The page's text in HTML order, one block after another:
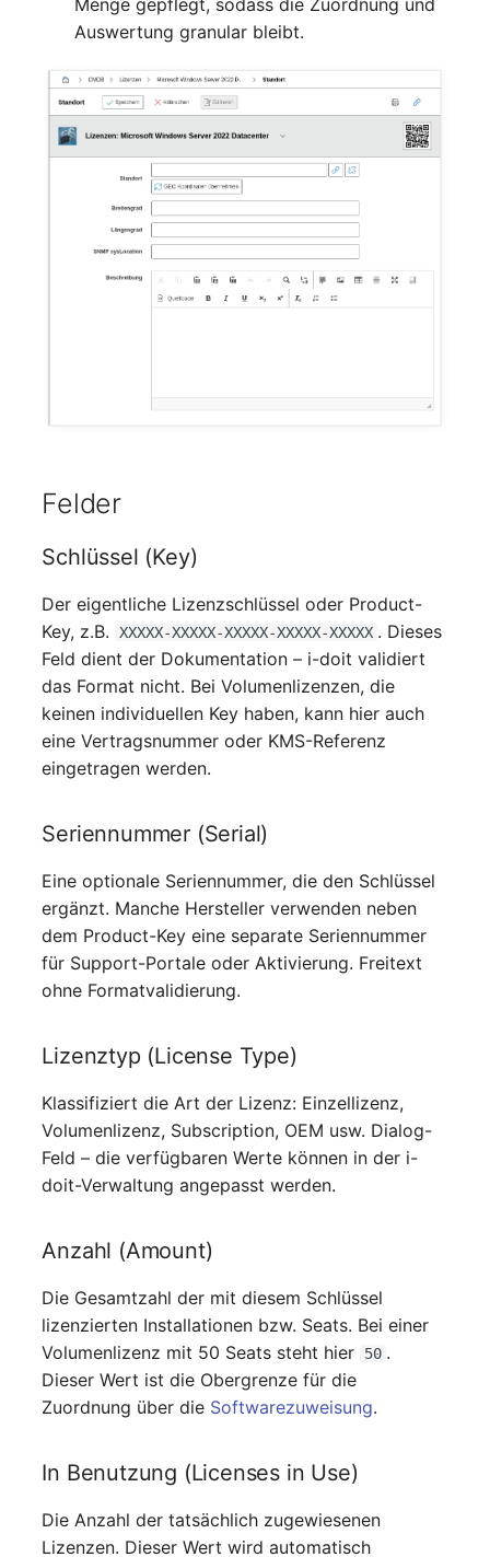
Personen
Personengruppen
Printbox
Remote Management
SAN Zoning
Schrank
Server
Service
SIM-Karte
Speichersystem
Steckdosenleiste
Supernet
Systemdienst
Telefon
Telefonanlage
Unterbrechungsfreie
Stromversorgung
Verstärker
Vertrag
Virtueller Client
Auswertung granular bleibt.
Felder
Schlüssel (Key)
Der eigentliche Lizenzschlüssel oder Product-
Key, z.B.
XXXXX-XXXXX-XXXXX-XXXXX-XXXXX . Dieses
Feld dient der Dokumentation – i-doit validiert
das Format nicht. Bei Volumenlizenzen, die
keinen individuellen Key haben, kann hier auch
eine Vertragsnummer oder KMS-Referenz
eingetragen werden.
Seriennummer (Serial)
Eine optionale Seriennummer, die den Schlüssel
ergänzt. Manche Hersteller verwenden neben
dem Product-Key eine separate Seriennummer
für Support-Portale oder Aktivierung. Freitext
ohne Formatvalidierung.
Lizenztyp (License Type)
Klassifiziert die Art der Lizenz: Einzellizenz,
Volumenlizenz, Subscription, OEM usw. Dialog-
Feld – die verfügbaren Werte können in der i-
doit-Verwaltung angepasst werden.
Anzahl (Amount)
Die Gesamtzahl der mit diesem Schlüssel
lizenzierten Installationen bzw. Seats. Bei einer
Volumenlizenz mit 50 Seats steht hier
50 .
Dieser Wert ist die Obergrenze für die
Zuordnung über die Softwarezuweisung.
In Benutzung (Licenses in Use)
Die Anzahl der tatsächlich zugewiesenen
Lizenzen. Dieser Wert wird automatisch